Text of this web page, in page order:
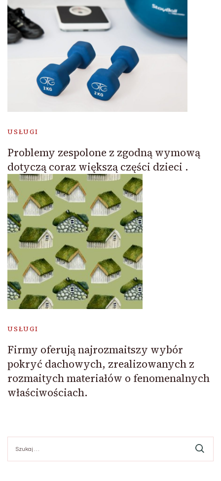
USŁUGI
Problemy zespolone z zgodną wymową
dotyczą coraz większą części dzieci .
USŁUGI
Firmy oferują najrozmaitszy wybór
pokryć dachowych, zrealizowanych z
rozmaitych materiałów o fenomenalnych
właściwościach.